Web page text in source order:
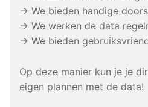
→ We bieden handige
→ We werken de data
→ We bieden
Op deze manier kun je je
eigen plannen met de data!